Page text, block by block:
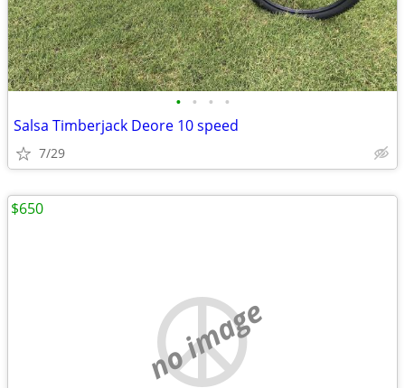
• • • •
Salsa Timberjack Deore 10 speed
7/29
no image
$650